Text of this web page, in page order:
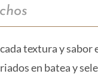
textura y
en batea y